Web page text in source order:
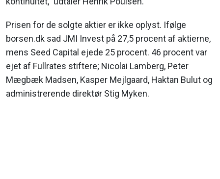
Prisen for de solgte aktier er ikke oplyst. Ifølge
borsen.dk sad JMI Invest på 27,5 procent af aktierne,
mens Seed Capital ejede 25 procent. 46 procent var
ejet af Fullrates stiftere; Nicolai Lamberg, Peter
Mægbæk Madsen, Kasper Mejlgaard, Haktan Bulut og
administrerende direktør Stig Myken.